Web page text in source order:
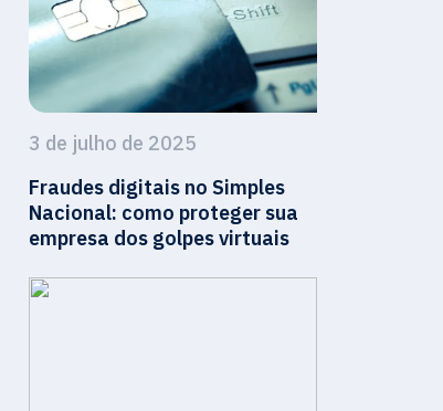
3 de julho de 2025
Fraudes digitais no Simples
Nacional: como proteger sua
empresa dos golpes virtuais